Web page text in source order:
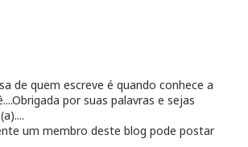
de quem escreve é quando conhece a
por suas palavras e sejas
um membro deste blog pode postar